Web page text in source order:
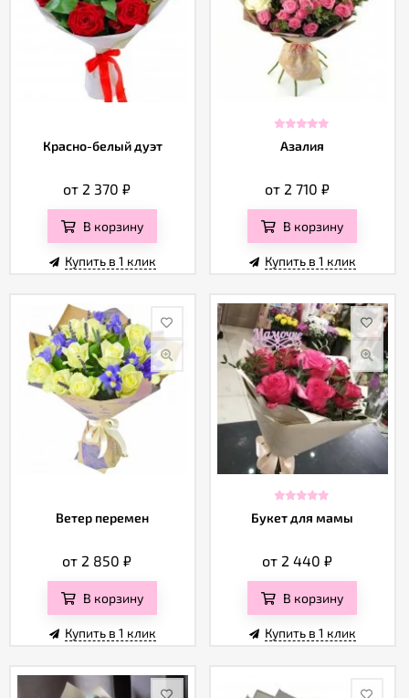
Красно-белый дуэт
от 2 370₽
В корзину
Купить в 1 клик
Азалия
от 2 710 ₽
В корзину
Купить в 1 клик
Ветер перемен
от 2 850₽
В корзину
Купить в 1 клик
Букет для мамы
от 2 440 ₽
В корзину
Купить в 1 клик